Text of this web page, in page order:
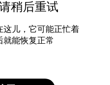
稍后重试
这儿，它可能正忙着
就能恢复正常